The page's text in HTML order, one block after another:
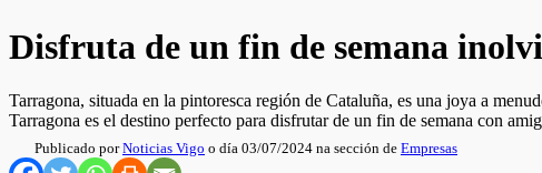
Disfruta de un fin de semana
Tarragona, situada en la pintoresca región de Cataluña, es una joya a
Tarragona es el destino perfecto para disfrutar de un fin de semana con
Publicado porNoticias Vigo o día 03/07/2024 na sección de Empresas